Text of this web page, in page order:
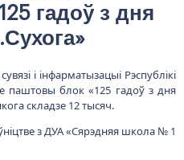
гадоў з дня
і інфарматызацыі Рэспублікі
паштовы блок «125 гадоў з дня
складзе 12 тысяч.
з ДУА «Сярэдняя школа № 1